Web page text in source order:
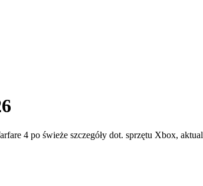
4 po świeże szczegóły dot. sprzętu Xbox,